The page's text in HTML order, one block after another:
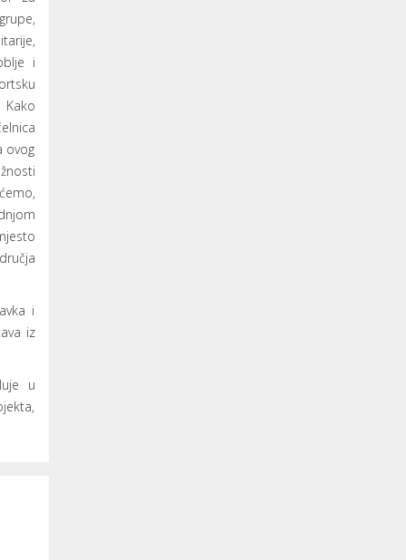
i
ovog
i
iz
u